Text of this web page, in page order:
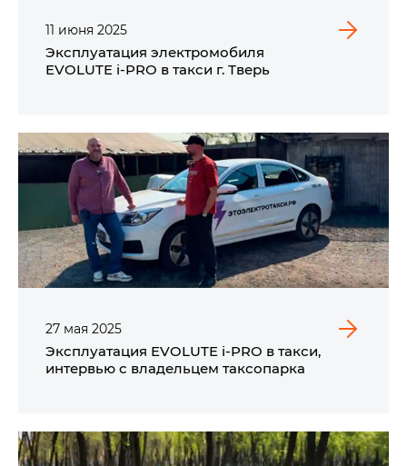
11 июня 2025
Эксплуатация электромобиля
EVOLUTE i‑PRO в такси г. Тверь
27 мая 2025
Эксплуатация EVOLUTE i‑PRO в такси,
интервью с владельцем таксопарка